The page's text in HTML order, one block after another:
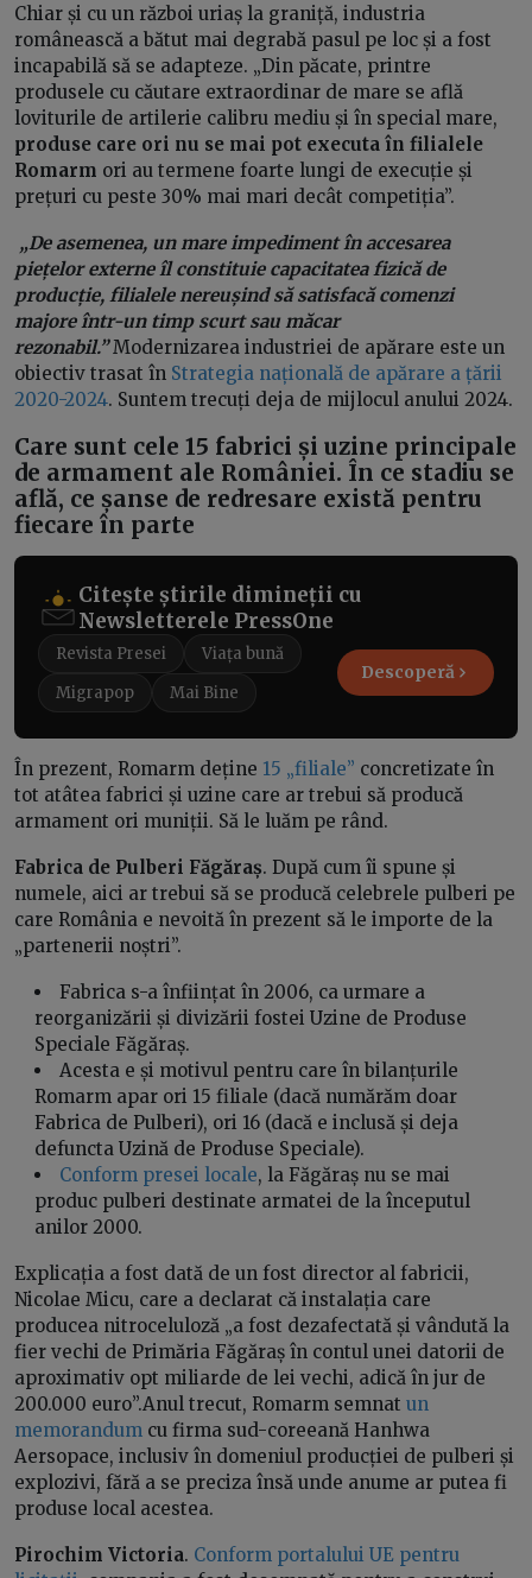
Chiar și cu un război uriaș la graniță, industria
românească a bătut mai degrabă pasul pe loc și a fost
incapabilă să se adapteze. „Din păcate, printre
produsele cu căutare extraordinar de mare se află
loviturile de artilerie calibru mediu și în special mare,
produse care ori nu se mai pot executa în filialele
Romarm ori au termene foarte lungi de execuție și
prețuri cu peste 30% mai mari decât competiția”.
„De asemenea, un mare impediment în accesarea
piețelor externe îl constituie capacitatea fizică de
producție, filialele nereușind să satisfacă comenzi
majore într-un timp scurt sau măcar
rezonabil.”Modernizarea industriei de apărare este un
obiectiv trasat în Strategia națională de apărare a țării
2020-2024. Suntem trecuți deja de mijlocul anului 2024.
Care sunt cele 15 fabrici și uzine principale
de armament ale României. În ce stadiu se
află, ce șanse de redresare există pentru
fiecare în parte
Citește știrile dimineții cu
Newsletterele PressOne
Revista Presei
Viața bună
Migrapop
Mai Bine
Descoperă
În prezent, Romarm deține 15 „filiale” concretizate în
tot atâtea fabrici și uzine care ar trebui să producă
armament ori muniții. Să le luăm pe rând.
Fabrica de Pulberi Făgăraș. După cum îi spune și
numele, aici ar trebui să se producă celebrele pulberi pe
care România e nevoită în prezent să le importe de la
„partenerii noștri”.
Fabrica s-a înființat în 2006, ca urmare a
reorganizării și divizării fostei Uzine de Produse
Speciale Făgăraș.
Acesta e și motivul pentru care în bilanțurile
Romarm apar ori 15 filiale (dacă numărăm doar
Fabrica de Pulberi), ori 16 (dacă e inclusă și deja
defuncta Uzină de Produse Speciale).
Conform presei locale, la Făgăraș nu se mai
produc pulberi destinate armatei de la începutul
anilor 2000.
Explicația a fost dată de un fost director al fabricii,
Nicolae Micu, care a declarat că instalația care
producea nitroceluloză „a fost dezafectată și vândută la
fier vechi de Primăria Făgăraș în contul unei datorii de
aproximativ opt miliarde de lei vechi, adică în jur de
200.000 euro”.Anul trecut, Romarm semnat un
memorandum cu firma sud-coreeană Hanhwa
Aersopace, inclusiv în domeniul producției de pulberi și
explozivi, fără a se preciza însă unde anume ar putea fi
produse local acestea.
Pirochim Victoria. Conform portalului UE pentru